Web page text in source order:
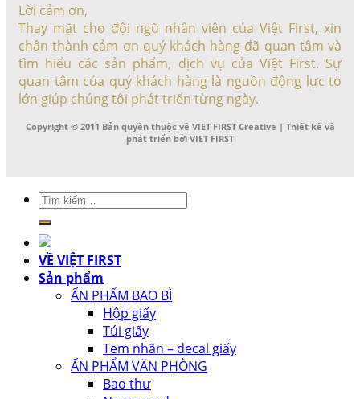
Lời cảm ơn,
Thay mặt cho đội ngũ nhân viên của Việt First, xin
chân thành cảm ơn quý khách hàng đã quan tâm và
tìm hiểu các sản phẩm, dịch vụ của Việt First. Sự
quan tâm của quý khách hàng là nguồn động lực to
lớn giúp chúng tôi phát triển từng ngày.
Copyright © 2011 Bản quyền thuộc về VIET FIRST Creative | Thiết kế và
phát triển bởi VIET FIRST
Tìm
kiếm:
VỀ VIỆT FIRST
Sản phẩm
ẤN PHẨM BAO BÌ
Hộp giấy
Túi giấy
Tem nhãn – decal giấy
ẤN PHẨM VĂN PHÒNG
Bao thư